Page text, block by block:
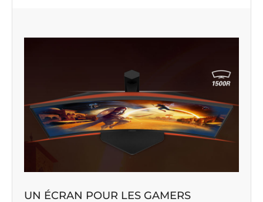
UN ÉCRAN POUR LES GAMERS